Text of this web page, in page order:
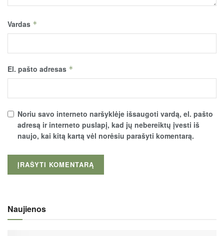
Vardas *
El. pašto adresas *
Noriu savo interneto naršyklėje išsaugoti vardą, el. pašto
adresą ir interneto puslapį, kad jų nebereiktų įvesti iš
naujo, kai kitą kartą vėl norėsiu parašyti komentarą.
Naujienos